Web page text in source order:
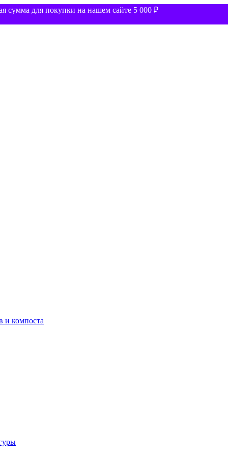
сумма для покупки на нашем сайте 5 000 ₽
и компоста